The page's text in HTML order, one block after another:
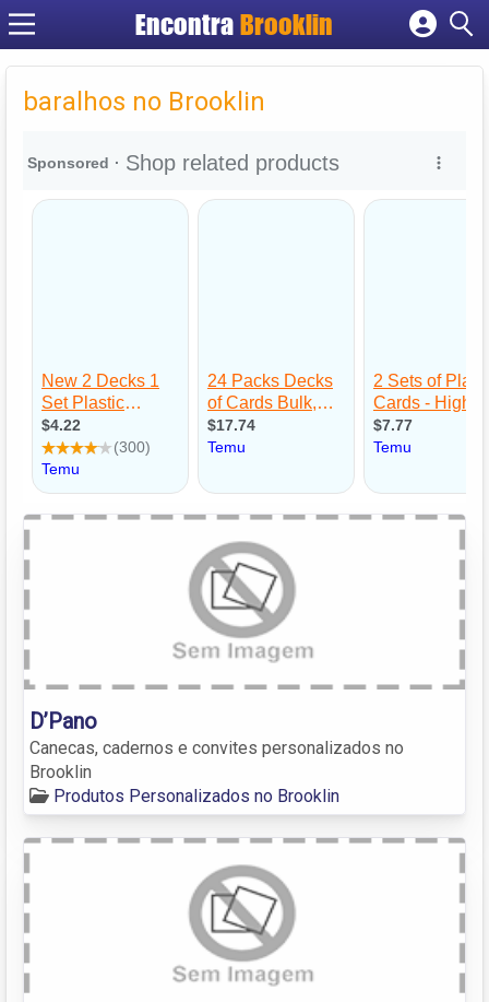
Encontra Brooklin
Cadastrar empresa
Criar conta
baralhos no Brooklin
D’Pano
Canecas, cadernos e convites personalizados no
Brooklin
Produtos Personalizados no Brooklin